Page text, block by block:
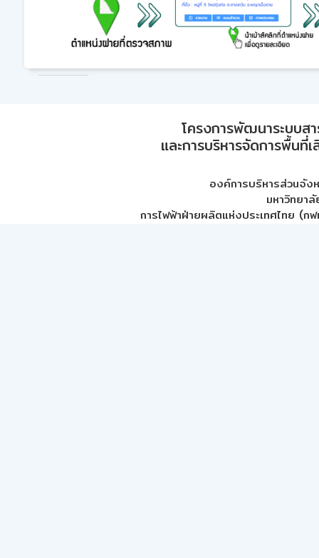
โครงการพัฒนาระบบส
และการบริหารจัดการพื้นที่
องค์การบริหารส่วนจัง
มหาวิทยา
การไฟฟ้าฝ่ายผลิตแห่งประเทศไทย (กฟ